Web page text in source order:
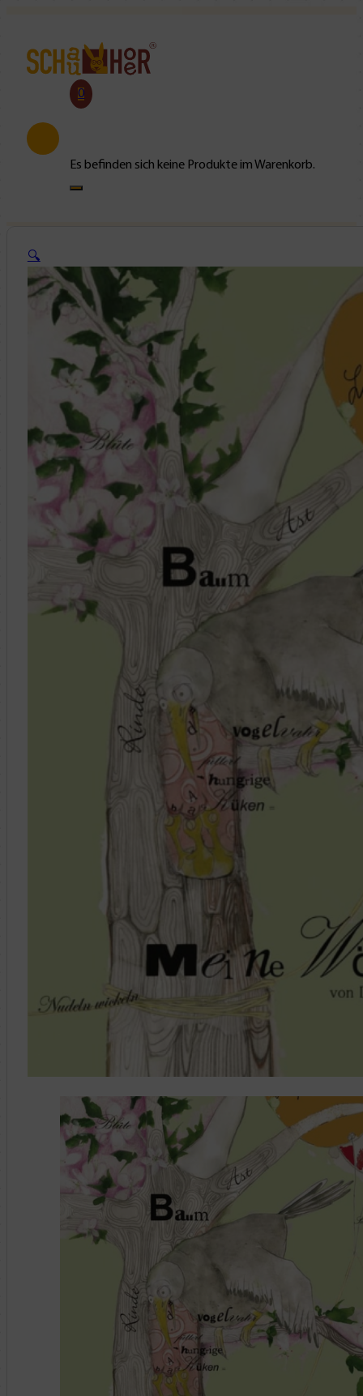
0
Es befinden sich keine Produkte im Warenkorb.
🔍